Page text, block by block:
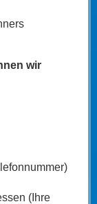
wir
(Ihre